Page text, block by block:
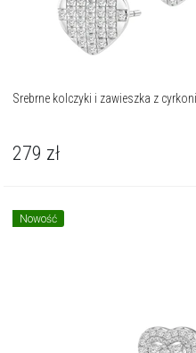
Srebrne kolczyki i zawieszka z
279 zł
Nowość